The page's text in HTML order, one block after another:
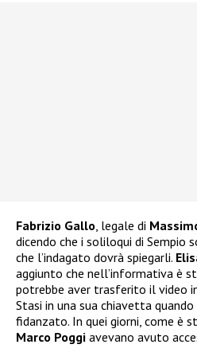
Fabrizio Gallo, legale di
dicendo che i soliloqui di Sempio
che l’indagato dovrà spiegarli.
aggiunto che nell’informativa è
potrebbe aver trasferito il video
Stasi in una sua chiavetta
fidanzato. In quei giorni, come è
Marco Poggi avevano avuto